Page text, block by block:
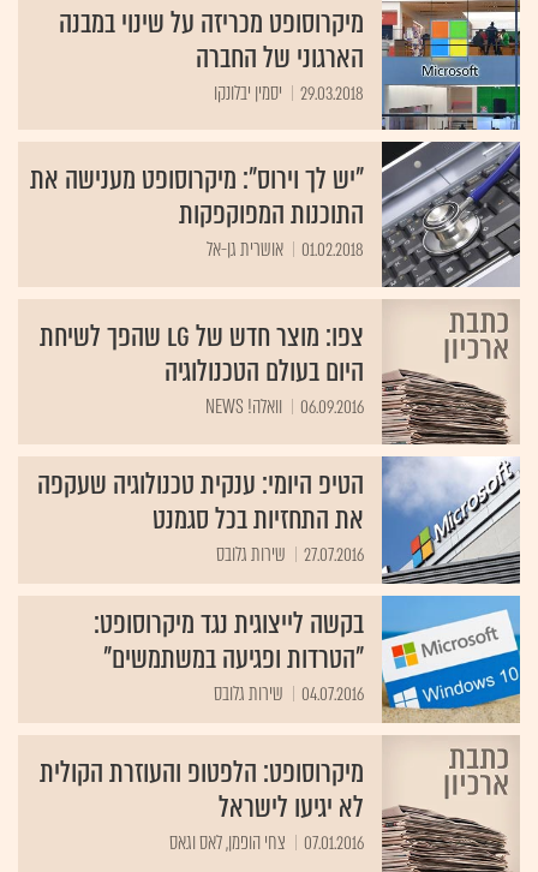
מיקרוסופט מכריזה על שינוי במבנה
הארגוני של החברה
29.03.2018 יסמין יבלונקו
"יש לך וירוס": מיקרוסופט מענישה את
התוכנות המפוקפקות
01.02.2018 אושרית גן-אל
צפו: מוצר חדש של LG שהפך לשיחת
היום בעולם הטכנולוגיה
06.09.2016 וואלה! NEWS
הטיפ היומי: ענקית טכנולוגיה שעקפה
את התחזיות בכל סגמנט
27.07.2016 שירות גלובס
בקשה לייצוגית נגד מיקרוסופט:
"הטרדות ופגיעה במשתמשים"
04.07.2016 שירות גלובס
מיקרוסופט: הלפטופ והעוזרת הקולית
לא יגיעו לישראל
07.01.2016 צחי הופמן, לאס וגאס